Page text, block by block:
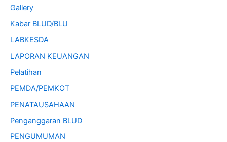
Gallery
Kabar BLUD/BLU
LABKESDA
LAPORAN KEUANGAN
Pelatihan
PEMDA/PEMKOT
PENATAUSAHAAN
Penganggaran BLUD
PENGUMUMAN